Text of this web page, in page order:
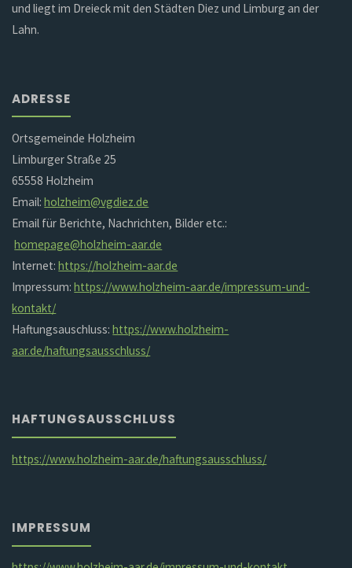
und liegt im Dreieck mit den Städten Diez und Limburg an der
Lahn.
ADRESSE
Ortsgemeinde Holzheim
Limburger Straße 25
65558 Holzheim
Email:holzheim@vgdiez.de
Email für Berichte, Nachrichten, Bilder etc.:
homepage@holzheim-aar.de
Internet:https://holzheim-aar.de
Impressum:https://www.holzheim-aar.de/impressum-und-
kontakt/
Haftungsauschluss:https://www.holzheim-
aar.de/haftungsausschluss/
HAFTUNGSAUSSCHLUSS
https://www.holzheim-aar.de/haftungsausschluss/
IMPRESSUM